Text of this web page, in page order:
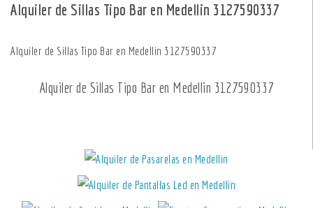
Alquiler de Sillas Tipo Bar en Medellin 3127590337
Alquiler de Sillas Tipo Bar en Medellin 3127590337
Alquiler de Sillas Tipo Bar en Medellin 3127590337